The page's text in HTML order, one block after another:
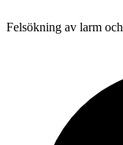
Felsökning av larm